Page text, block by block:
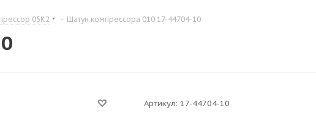
05K2 - Шатун компрессора 010 17-44704-10
Артикул: 17-44704-10